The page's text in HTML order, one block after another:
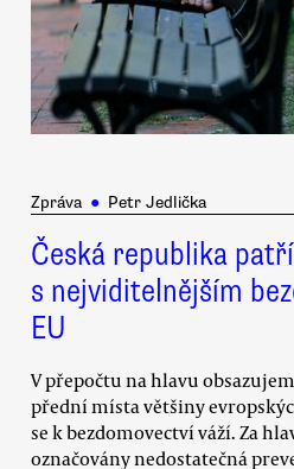
Zpráva ● Petr Jedlička
Česká republika
s nejviditelnějším
EU
V přepočtu na hlavu
přední místa většiny
se k bezdomovectví váží. Za
označovány nedostatečná